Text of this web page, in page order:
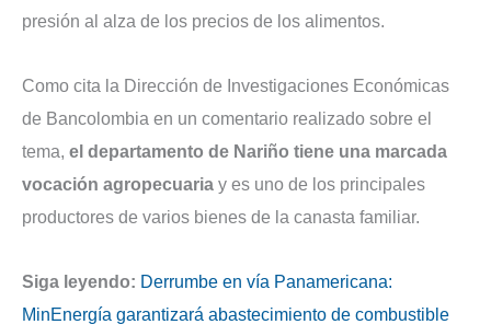
presión al alza de los precios de los alimentos.
Como cita la Dirección de Investigaciones Económicas
de Bancolombia en un comentario realizado sobre el
tema, el departamento de Nariño tiene una marcada
vocación agropecuaria y es uno de los principales
productores de varios bienes de la canasta familiar.
Siga leyendo: Derrumbe en vía Panamericana:
MinEnergía garantizará abastecimiento de combustible